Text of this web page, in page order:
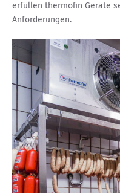
erfüllen thermofin Geräte
Anforderungen.